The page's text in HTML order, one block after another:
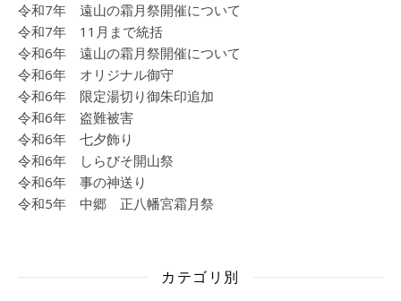
令和7年 遠山の霜月祭開催について
令和7年 11月まで統括
令和6年 遠山の霜月祭開催について
令和6年 オリジナル御守
令和6年 限定湯切り御朱印追加
令和6年 盗難被害
令和6年 七夕飾り
令和6年 しらびそ開山祭
令和6年 事の神送り
令和5年 中郷 正八幡宮霜月祭
カテゴリ別